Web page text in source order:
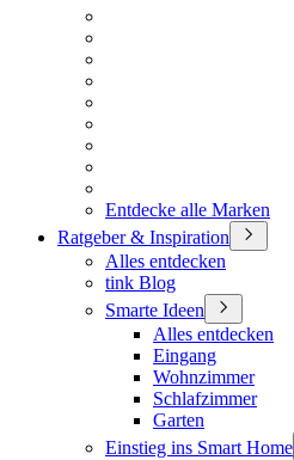
Entdecke alle Marken
Ratgeber & Inspiration
Alles entdecken
tink Blog
Smarte Ideen
Alles entdecken
Eingang
Wohnzimmer
Schlafzimmer
Garten
Einstieg ins Smart Home